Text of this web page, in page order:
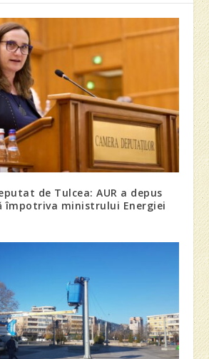
de Tulcea: AUR a depus
împotriva ministrului Energiei